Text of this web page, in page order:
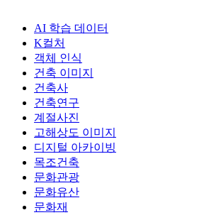
AI 학습 데이터
K컬처
객체 인식
건축 이미지
건축사
건축연구
계절사진
고해상도 이미지
디지털 아카이빙
목조건축
문화관광
문화유산
문화재